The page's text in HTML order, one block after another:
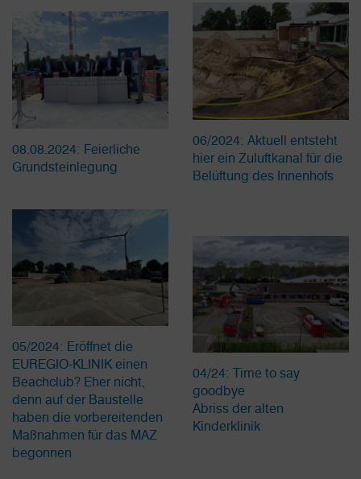
08.08.2024: Feierliche
Grundsteinlegung
06/2024: Aktuell entsteht
hier ein Zuluftkanal für die
Belüftung des Innenhofs
05/2024: Eröffnet die
EUREGIO-KLINIK einen
Beachclub? Eher nicht,
denn auf der Baustelle
haben die vorbereitenden
Maßnahmen für das MAZ
begonnen
04/24: Time to say
goodbye
Abriss der alten
Kinderklinik